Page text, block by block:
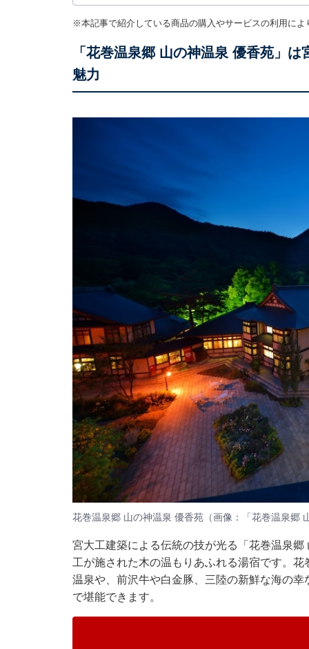
※本記事で紹介している商品の購入やサービスの利用に
「花巻温泉郷 山の神温泉 優香苑」
魅力
花巻温泉郷 山の神温泉 優香苑（画像：「花巻温泉郷
宮大工建築による伝統の技が光る「花巻温泉
工が施された木の温もりあふれる湯宿です。
温泉や、前沢牛や白金豚、三陸の新鮮な海の
で堪能できます。